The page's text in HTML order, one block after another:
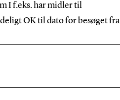
I f.eks. har midler til
OK til dato for besøget fra